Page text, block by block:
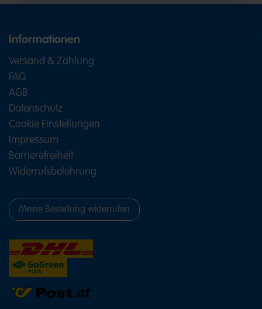
Informationen
Versand & Zahlung
FAQ
AGB
Datenschutz
Cookie Einstellungen
Impressum
Barrierefreiheit
Widerrufsbelehrung
Meine Bestellung widerrufen